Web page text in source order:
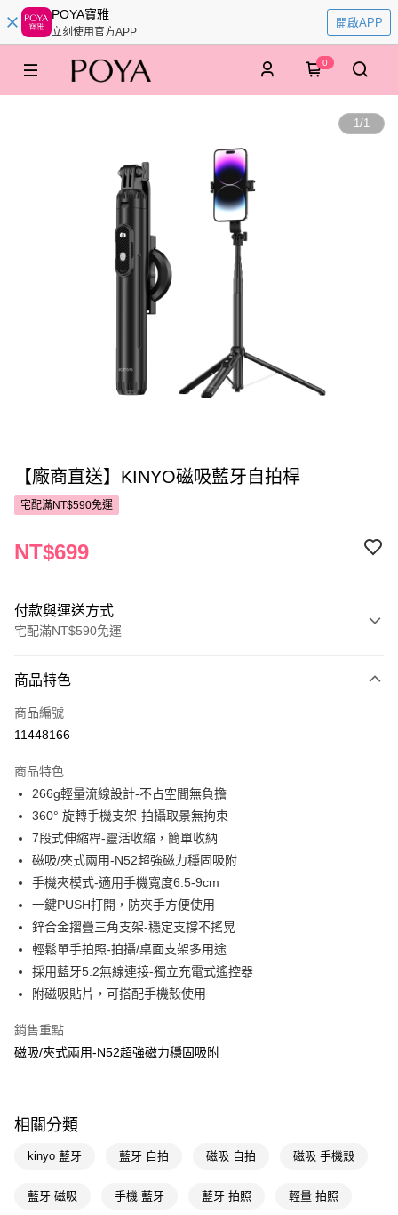
POYA寶雅
立刻使用官方APP
開啟APP
0
1/1
【廠商直送】KINYO磁吸藍牙自拍桿
宅配滿NT$590免運
NT$699
付款與運送方式
宅配滿NT$590免運
POYA支付
信用卡一次付款
Apple Pay
街口支付
悠遊付
Google Pay
AFTEE先享後付
相關說明
【關於「AFTEE先享後付」】
AFTEE先享後付是「在收到商品之後才付款」的支付方式。 讓您購物簡單
便利好安心！
２．便利：只要手機號碼，簡訊認證，即可結帳。
２．訂單成立數日內，您將收到繳費通知簡訊。
ATM／網路銀行／等多元方式進行付款，方視為交易完成。
後付繳納相關費用。
運送方式
每筆NT$100，滿NT$590(含以上)免運費
商品特色
商品編號
11448166
商品特色
266g輕量流線設計-不占空間無負擔
360° 旋轉手機支架-拍攝取景無拘束
7段式伸縮桿-靈活收縮，簡單收納
磁吸/夾式兩用-N52超強磁力穩固吸附
手機夾模式-適用手機寬度6.5-9cm
一鍵PUSH打開，防夾手方便使用
鋅合金摺疊三角支架-穩定支撐不搖晃
輕鬆單手拍照-拍攝/桌面支架多用途
採用藍牙5.2無線連接-獨立充電式遙控器
附磁吸貼片，可搭配手機殼使用
銷售重點
磁吸/夾式兩用-N52超強磁力穩固吸附
相關分類
kinyo 藍牙 藍牙 自拍 磁吸 自拍 磁吸 手機殼
藍牙 磁吸 手機 藍牙 藍牙 拍照 輕量 拍照